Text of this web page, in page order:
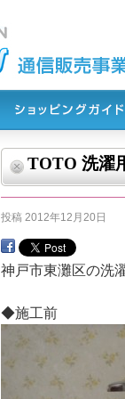
TOTO 洗濯
投稿 2012年12月20日
神戸市東灘区の洗
◆施工前